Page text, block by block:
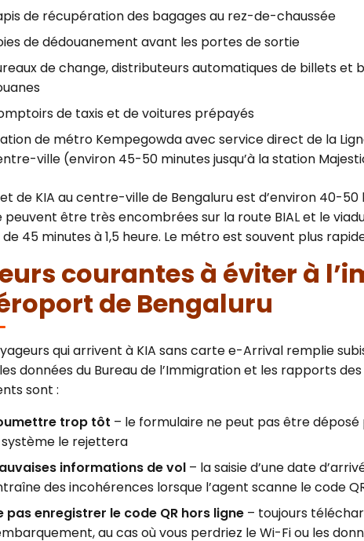
de récupération des bagages au rez-de-chaussée
de dédouanement avant les portes de sortie
de change, distributeurs automatiques de billets et
de taxis et de voitures prépayés
de métro Kempegowda avec service direct de la
ville (environ 45-50 minutes jusqu’à la station
de KIA au centre-ville de Bengaluru est d’environ 40-
peuvent être très encombrées sur la route BIAL et le
45 minutes à 1,5 heure. Le métro est souvent plus
courantes à éviter à
de Bengaluru
qui arrivent à KIA sans carte e-Arrival remplie
données du Bureau de l’Immigration et les rapports
sont :
trop tôt – le formulaire ne peut pas être déposé
système le rejettera
informations de vol – la saisie d’une date
des incohérences lorsque l’agent scanne le code
pas enregistrer le code QR hors ligne – toujours
au cas où vous perdriez le Wi-Fi ou les